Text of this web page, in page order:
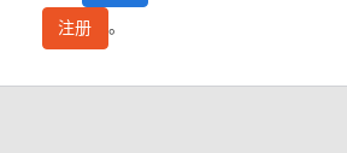
注册 。